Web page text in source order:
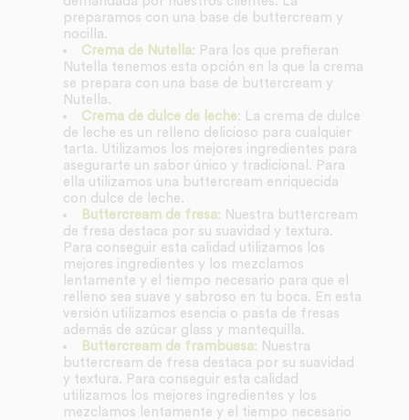
preparamos con una base de buttercream y
nocilla.
Crema de Nutella: Para los que prefieran
Nutella tenemos esta opción en la que la crema
se prepara con una base de buttercream y
Nutella.
Crema de dulce de leche: La crema de dulce
de leche es un relleno delicioso para cualquier
tarta. Utilizamos los mejores ingredientes para
asegurarte un sabor único y tradicional. Para
ella utilizamos una buttercream enriquecida
con dulce de leche.
Buttercream de fresa: Nuestra buttercream
de fresa destaca por su suavidad y textura.
Para conseguir esta calidad utilizamos los
mejores ingredientes y los mezclamos
lentamente y el tiempo necesario para que el
relleno sea suave y sabroso en tu boca. En esta
versión utilizamos esencia o pasta de fresas
además de azúcar glass y mantequilla.
Buttercream de frambuesa: Nuestra
buttercream de fresa destaca por su suavidad
y textura. Para conseguir esta calidad
utilizamos los mejores ingredientes y los
mezclamos lentamente y el tiempo necesario